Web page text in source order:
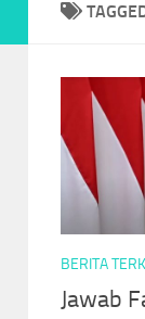
BERITA
Jawab